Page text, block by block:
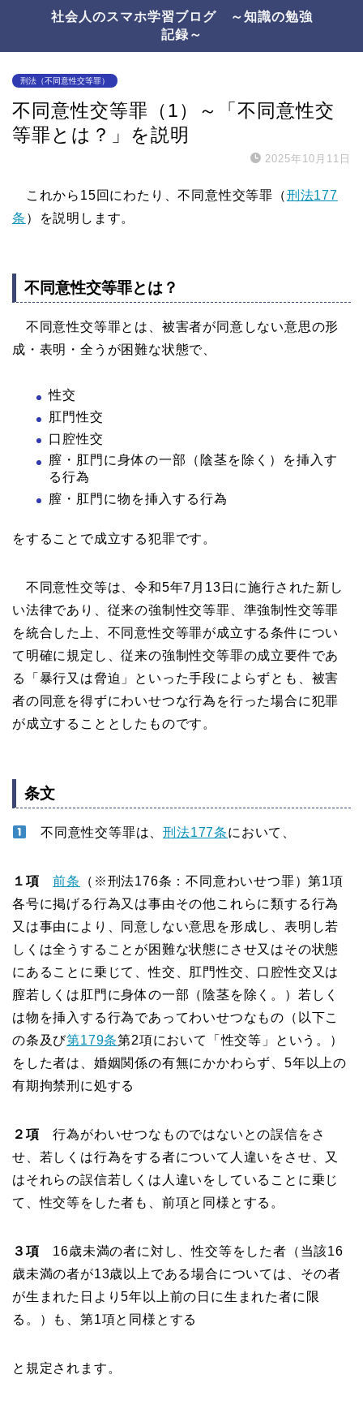
社会人のスマホ学習ブログ ～知識の勉強
記録～
刑法（不同意性交等罪）
不同意性交等罪（1）～「不同意性交
等罪とは？」を説明
2025年10月11日
これから15回にわたり、不同意性交等罪（刑法177
条 ）を説明します。
不同意性交等罪とは？
不同意性交等罪とは、被害者が同意しない意思の形
成・表明・全うが困難な状態で、
性交
肛門性交
口腔性交
膣・肛門に身体の一部（陰茎を除く）を挿入す
る行為
膣・肛門に物を挿入する行為
をすることで成立する犯罪です。
不同意性交等は、令和5年7月13日に施行された新し
い法律であり、従来の強制性交等罪、準強制性交等罪
を統合した上、不同意性交等罪が成立する条件につい
て明確に規定し、従来の強制性交等罪の成立要件であ
る「暴行又は脅迫」といった手段によらずとも、被害
者の同意を得ずにわいせつな行為を行った場合に犯罪
が成立することとしたものです。
条文
不同意性交等罪は、刑法177条において、
１項 前条
（※刑法176条：不同意わいせつ罪）第1項
各号に掲げる行為又は事由その他これらに類する行為
又は事由により、同意しない意思を形成し、表明し若
しくは全うすることが困難な状態にさせ又はその状態
にあることに乗じて、性交、肛門性交、口腔性交又は
膣若しくは肛門に身体の一部（陰茎を除く。）若しく
は物を挿入する行為であってわいせつなもの（以下こ
の条及び第179条第2項において「性交等」という。）
をした者は、婚姻関係の有無にかかわらず、5年以上の
有期拘禁刑に処する
２項 行為がわいせつなものではないとの誤信をさ
せ、若しくは行為をする者について人違いをさせ、又
はそれらの誤信若しくは人違いをしていることに乗じ
て、性交等をした者も、前項と同様とする。
３項 16歳未満の者に対し、性交等をした者（当該16
歳未満の者が13歳以上である場合については、その者
が生まれた日より5年以上前の日に生まれた者に限
る。）も、第1項と同様とする
と規定されます。